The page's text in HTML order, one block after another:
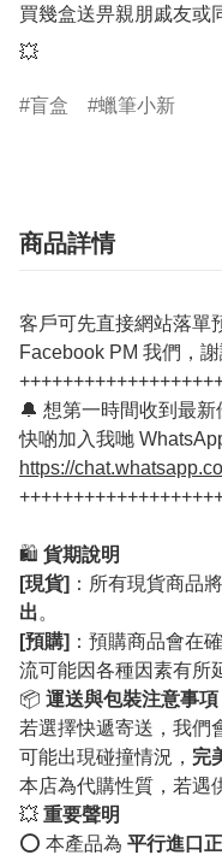
買幾盒送畀親朋戚友或
盲盒 蠟筆小新
商品詳情
客戶可先直接網站落單
Facebook PM 我們，
🔔 想第一時間收到最新
快啲加入我哋
https://
🛍️ 貨期說明
[現貨] ：所有現貨商品
出。
[預購] ：預購商品會在
流可能因各種因素有所
📦 運送與包裝注意事項
若選擇快遞寄送，我們
可能出現碰撞情況， 完
本店為代購性質，若遇
💥 重要聲明
⭕️ 本產品為 平行進口